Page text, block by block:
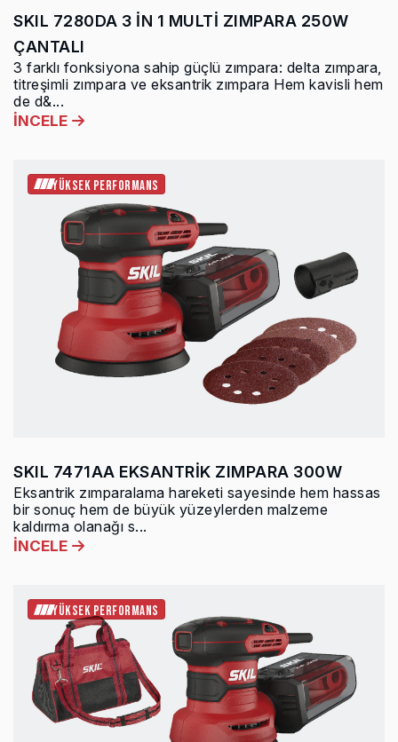
SKIL 7280DA 3 İN 1 MULTİ ZIMPARA 250W
ÇANTALI
3 farklı fonksiyona sahip güçlü zımpara: delta zımpara,
titreşimli zımpara ve eksantrik zımpara Hem kavisli hem
de d&...
İNCELE
YÜKSEK PERFORMANS
SKIL 7471AA EKSANTRİK ZIMPARA 300W
Eksantrik zımparalama hareketi sayesinde hem hassas
bir sonuç hem de büyük yüzeylerden malzeme
kaldırma olanağı s...
İNCELE
YÜKSEK PERFORMANS